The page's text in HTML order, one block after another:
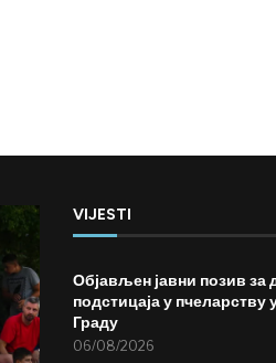
VIJESTI
Објављен јавни позив за
подстицаја у
Граду
06/08/2026